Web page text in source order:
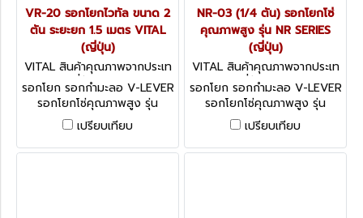
VR-20 รอกโยกไวทัล ขนาด 2
ตัน ระยะยก 1.5 เมตร VITAL
(ญี่ปุ่น)
VITAL สินค้าคุณภาพจากประเท
ศญี่ปุ่น VR-20
รอกโยก รอกกำมะลอ V-LEVER
รอกโยกโซ่คุณภาพสูง รุ่น
VR,NR SERIES VITAL LEVER
HOISTS " V " LEVER (ญี่ปุ่น)
เปรียบเทียบ
NR-03 (1/4 ตัน) รอกโยกโซ่
คุณภาพสูง รุ่น NR SERIES
(ญี่ปุ่น)
VITAL สินค้าคุณภาพจากประเท
ศญี่ปุ่น NR-03
รอกโยก รอกกำมะลอ V-LEVER
รอกโยกโซ่คุณภาพสูง รุ่น
VR,NR SERIES VITAL LEVER
HOISTS " V " LEVER (ญี่ปุ่น)
เปรียบเทียบ